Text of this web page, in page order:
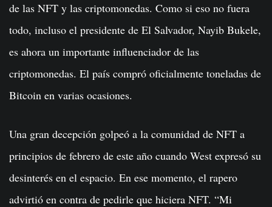
de las NFT y las criptomonedas. Como si eso no fuera
todo, incluso el presidente de El Salvador, Nayib Bukele,
es ahora un importante influenciador de las
criptomonedas. El país compró oficialmente toneladas de
Bitcoin en varias ocasiones.
Una gran decepción golpeó a la comunidad de NFT a
principios de febrero de este año cuando West expresó su
desinterés en el espacio. En ese momento, el rapero
advirtió en contra de pedirle que hiciera NFT. “Mi